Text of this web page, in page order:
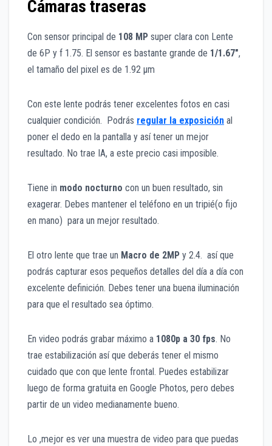
Cámaras traseras
Con sensor principal de 108 MP super clara con Lente
de 6P y f 1.75. El sensor es bastante grande de 1/1.67″,
el tamaño del pixel es de 1.92 μm
Con este lente podrás tener excelentes fotos en casi
cualquier condición. Podrás regular la exposición al
poner el dedo en la pantalla y así tener un mejor
resultado. No trae IA, a este precio casi imposible.
Tiene in modo nocturno con un buen resultado, sin
exagerar. Debes mantener el teléfono en un tripié(o fijo
en mano) para un mejor resultado.
El otro lente que trae un Macro de 2MP y 2.4. así que
podrás capturar esos pequeños detalles del día a día con
excelente definición. Debes tener una buena iluminación
para que el resultado sea óptimo.
En video podrás grabar máximo a 1080p a 30 fps. No
trae estabilización así que deberás tener el mismo
cuidado que con que lente frontal. Puedes estabilizar
luego de forma gratuita en Google Photos, pero debes
partir de un video medianamente bueno.
Lo ,mejor es ver una muestra de video para que puedas